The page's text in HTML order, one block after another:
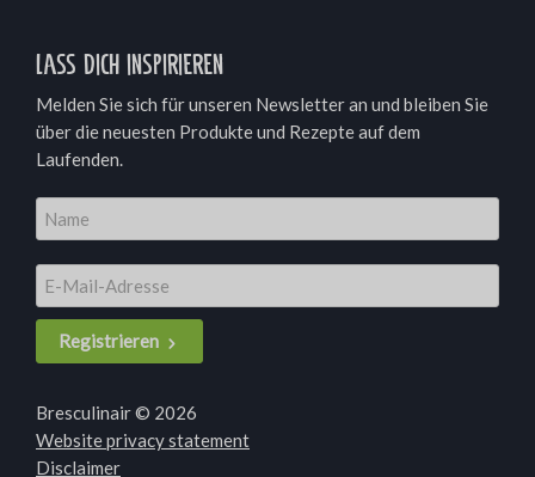
Lass dich inspirieren
Melden Sie sich für unseren Newsletter an und bleiben Sie
über die neuesten Produkte und Rezepte auf dem
Laufenden.
Registrieren
Bresculinair © 2026
Website privacy statement
Disclaimer